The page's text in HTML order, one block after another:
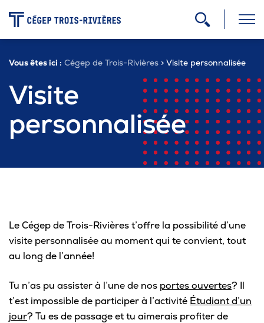
Programmes
Admission
Carrière
Pour les entreprises
Vous êtes ici : Cégep de Trois-Rivières > Visite personnalisée
Visite
personnalisée
Le Cégep de Trois-Rivières t’offre la possibilité d’une
visite personnalisée au moment qui te convient, tout
au long de l’année!
Tu n’as pu assister à l’une de nos portes ouvertes? Il
t’est impossible de participer à l’activité Étudiant d’un
jour? Tu es de passage et tu aimerais profiter de